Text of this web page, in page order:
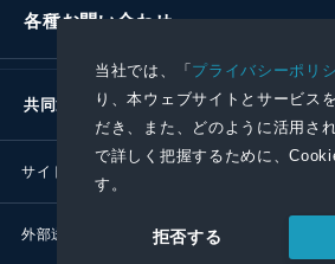
当社では、「プライバシーポリ
り、本ウェブサイトとサービス
だき、また、どのように活用さ
で詳しく把握するために、
す。
拒否する
各種お問い合わせ
共同通信社グループ
サイトポリシー
外部送信ポリシー プレ